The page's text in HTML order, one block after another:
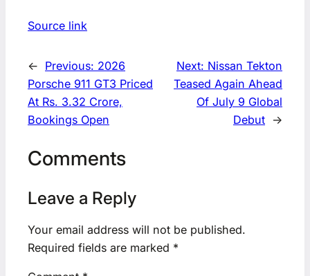
Source link
← Previous: 2026
Porsche 911 GT3 Priced
At Rs. 3.32 Crore,
Bookings Open
Next: Nissan Tekton
Teased Again Ahead
Of July 9 Global
Debut →
Comments
Leave a Reply
Your email address will not be published.
Required fields are marked *